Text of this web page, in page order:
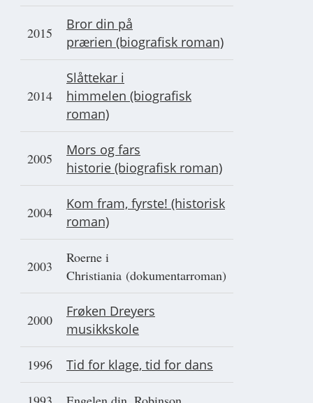
2015
Bror din på
prærien (biografisk roman)
2014
Slåttekar i
himmelen (biografisk
roman)
2005
Mors og fars
historie (biografisk roman)
2004
Kom fram, fyrste! (historisk
roman)
2003
Roerne i
Christiania (dokumentarroman)
2000
Frøken Dreyers
musikkskole
1996 Tid for klage, tid for dans